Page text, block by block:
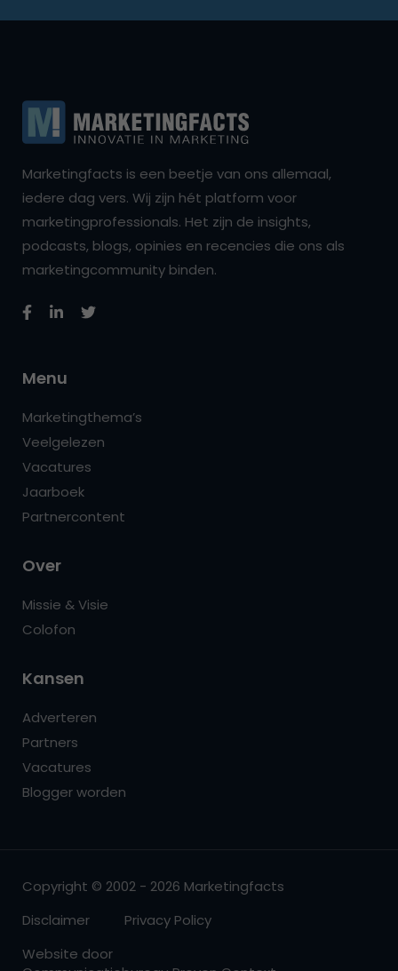
Marketingfacts is een beetje van ons allemaal,
iedere dag vers. Wij zijn hét platform voor
marketingprofessionals. Het zijn de insights,
podcasts, blogs, opinies en recencies die ons als
marketingcommunity binden.
Menu
Marketingthema’s
Veelgelezen
Vacatures
Jaarboek
Partnercontent
Over
Missie & Visie
Colofon
Kansen
Adverteren
Partners
Vacatures
Blogger worden
Copyright © 2002 - 2026 Marketingfacts
Disclaimer
Privacy Policy
Website door